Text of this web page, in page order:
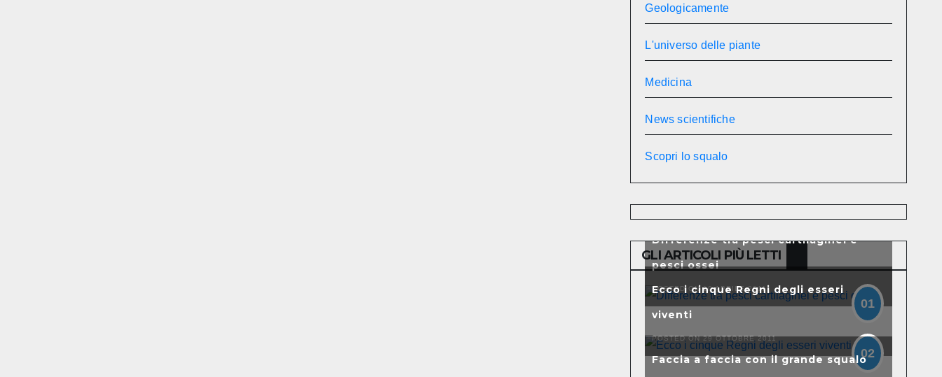
Geologicamente
L'universo delle piante
Medicina
News scientifiche
Scopri lo squalo
GLI ARTICOLI PIÙ LETTI
Differenze tra pesci cartilaginei e
pesci ossei
POSTED ON 19 APRILE 2011
01
Ecco i cinque Regni degli esseri
viventi
POSTED ON 29 OTTOBRE 2011
02
Faccia a faccia con il grande squalo